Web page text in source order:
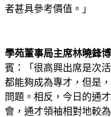
者甚具參考價值。」
學苑董事局主席林曉鋒
賓：「很高興出席是次
都能夠成為專才，但是
問題。相反，今日的通
會，通才領袖相對地較